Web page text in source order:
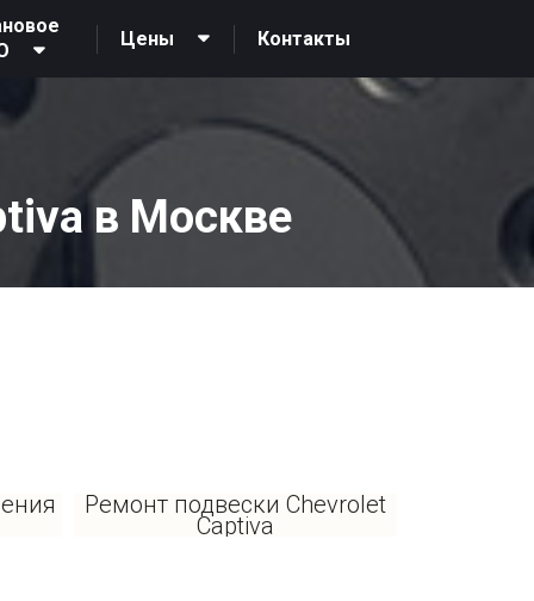
Цены Контакты
в Москве
Ремонт подвески Chevrolet
Captiva